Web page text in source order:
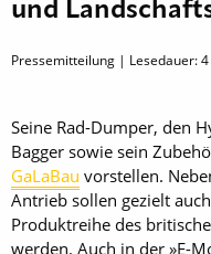
und
Pressemitteilung | Lesedauer:4
Seine Rad-Dumper, den
Bagger sowie sein
GaLaBau vorstellen.
Antrieb sollen gezielt
Produktreihe des
werden. Auch in der »E-